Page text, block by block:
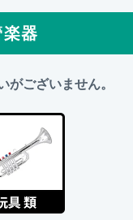
器
ございません。